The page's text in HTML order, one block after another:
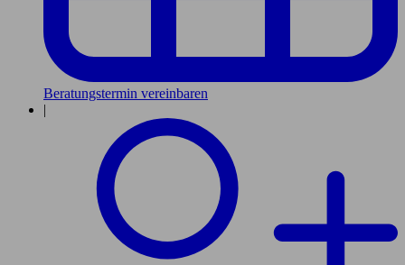
Beratungstermin vereinbaren
|